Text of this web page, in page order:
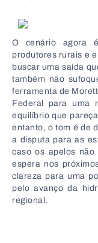
O cenário agora
produtores rurais e
buscar uma saída
também não
ferramenta de
Federal para uma
equilíbrio que
entanto, o tom é de
a disputa para as
caso os apelos
espera nos
clareza para uma
pelo avanço da
regional.